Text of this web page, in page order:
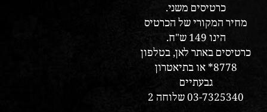
כרטיסים משני.
מחיר המקורי של הכרטיס
הינו 149 ש"ח.
כרטיסים באתר לאן, בטלפון
8778* או בתיאטרון
גבעתיים
03-7325340 שלוחה 2